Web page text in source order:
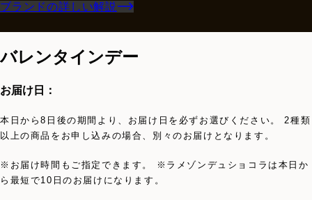
ブランドの詳しい解説
バレンタインデー
お届け日：
本日から8日後の期間より、お届け日を必ずお選びください。 2種類
以上の商品をお申し込みの場合、別々のお届けとなります。
※お届け時間もご指定できます。 ※ラメゾンデュショコラは本日か
ら最短で10日のお届けになります。